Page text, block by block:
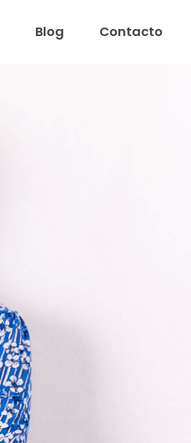
Blog Contacto